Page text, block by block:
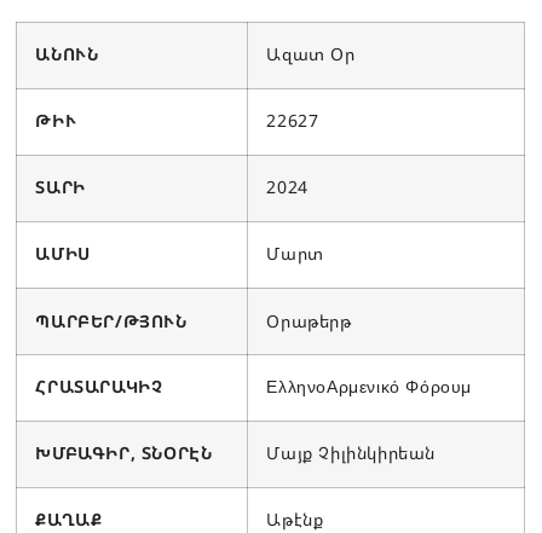
ԱՆՈՒՆ Ազատ Օր
ԹԻՒ 22627
ՏԱՐԻ 2024
ԱՄԻՍ Մարտ
ՊԱՐԲԵՐ/ԹՅՈՒՆ Օրաթերթ
ՀՐԱՏԱՐԱԿԻՉ ΕλληνοΑρμενικό Φόρουμ
ԽՄԲԱԳԻՐ, ՏՆՕՐԷՆ Մայք Չիլինկիրեան
ՔԱՂԱՔ Աթէնք